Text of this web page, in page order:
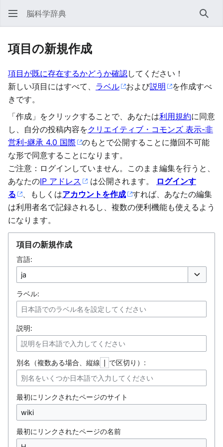
脳科学辞典 検索
項目の新規作成
項目が既に存在するかどうか確認してください！
新しい項目にはすべて、 ラベル および説明
を作成すべ
きです。
「作成」をクリックすることで、あなたは利用規約に同意
し、自分の投稿内容をクリエイティブ・コモンズ 表示-非
営利-継承 4.0 国際
のもとで公開することに撤回不可能
な形で同意することになります。
ご注意：ログインしていません。このまま編集を行うと、
あなたのIP アドレス は公開されます。
ログインす
る
、もしくはアカウントを作成
すれば、あなたの編集
は利用者名で記録されるし、複数の便利機能も使えるよう
になります。
項目の新規作成
言語:
ラベル:
説明:
別名（複数ある場合、縦線 で区切り）:
最初にリンクされたページのサイト
最初にリンクされたページの名前